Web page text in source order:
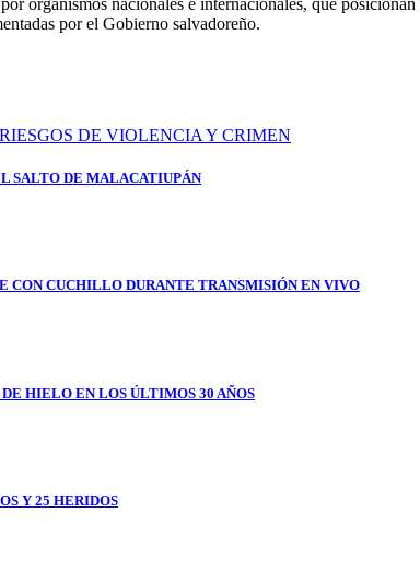
por el Gobierno salvadoreño.
SALTO DE MALACATIUPÁN
CON CUCHILLO DURANTE TRANSMISIÓN EN VIVO
HIELO EN LOS ÚLTIMOS 30 AÑOS
Y 25 HERIDOS